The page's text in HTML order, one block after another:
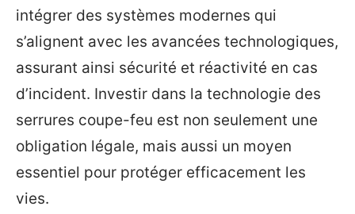
intégrer des systèmes modernes qui
s’alignent avec les avancées technologiques,
assurant ainsi sécurité et réactivité en cas
d’incident. Investir dans la technologie des
serrures coupe-feu est non seulement une
obligation légale, mais aussi un moyen
essentiel pour protéger efficacement les
vies.